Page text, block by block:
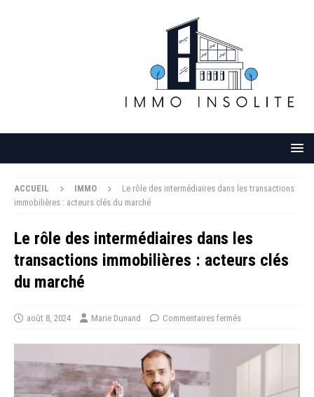
ACCUEIL IMMO
Le rôle des intermédiaires dans les transactions
immobilières : acteurs clés du marché
Le rôle des intermédiaires dans les
transactions immobilières : acteurs clés
du marché
août 8, 2024 Marie Dunand Commentaires fermés